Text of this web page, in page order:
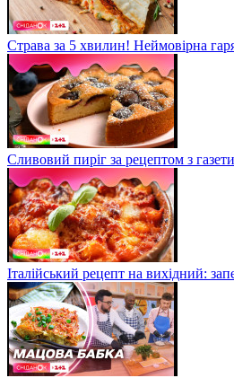
Страва за 5 хвилин! Неймовірна
Сливовий пиріг за рецептом з
Італійський рецепт на вихідний: